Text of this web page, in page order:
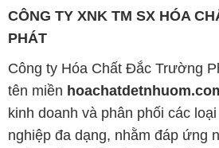
CÔNG TY XNK TM SX HÓA
PHÁT
Công ty Hóa Chất Đắc Trường
tên miền
kinh doanh và phân phối các
nghiệp đa dạng, nhằm đáp ứng